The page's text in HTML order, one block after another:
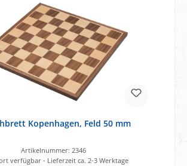
Kopenhagen, Feld 50 mm
Artikelnummer: 2346
verfügbar - Lieferzeit ca. 2-3 Werktage